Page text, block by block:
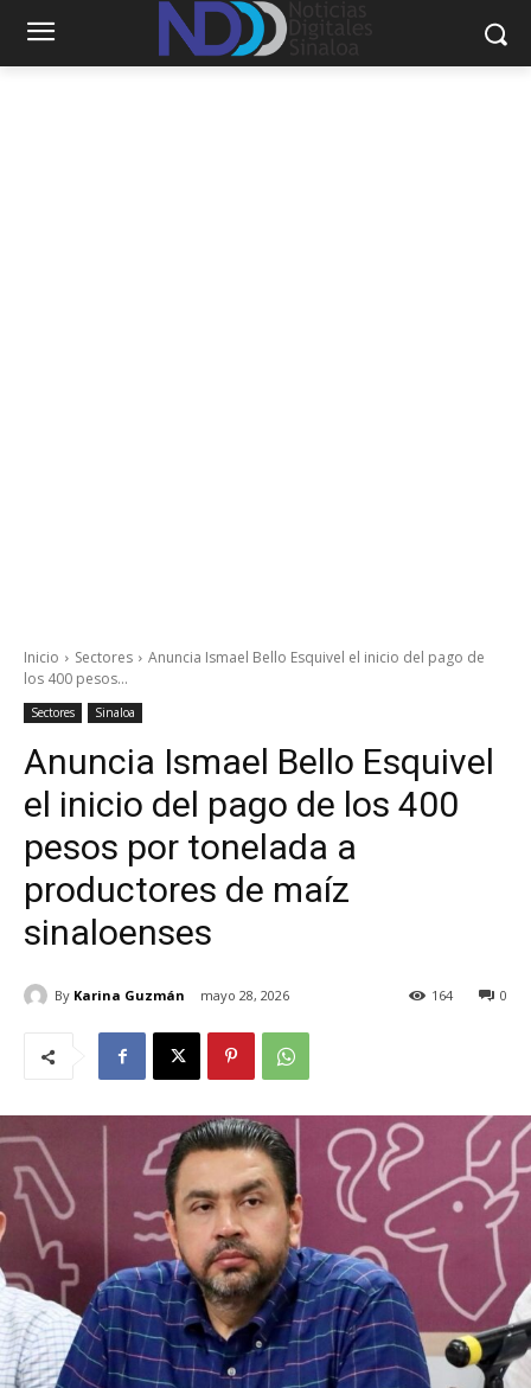
Inicio Sectores
Anuncia Ismael Bello Esquivel el inicio del pago de
los 400 pesos...
Sectores Sinaloa
Anuncia Ismael Bello Esquivel
el inicio del pago de los 400
pesos por tonelada a
productores de maíz
sinaloenses
By Karina Guzmán mayo 28, 2026 0
164